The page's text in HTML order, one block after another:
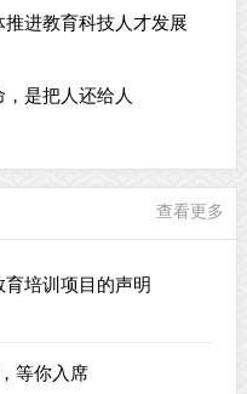
进教育科技人才发展
是把人还给人
查看更多
培训项目的声明
等你入席